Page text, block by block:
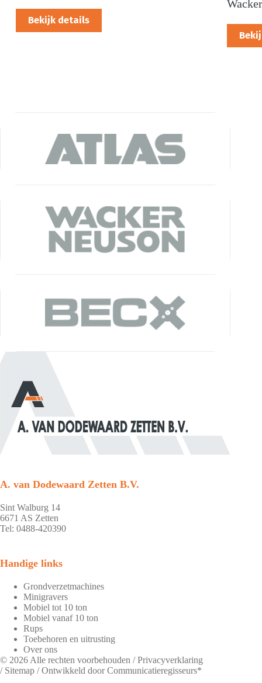
Bekijk details
A. van Dodewaard Zetten B.V.
Sint Walburg 14
6671 AS Zetten
Tel: 0488-420390
Handige links
Grondverzetmachines
Minigravers
Mobiel tot 10 ton
Mobiel vanaf 10 ton
Rups
Toebehoren en uitrusting
Over ons
© 2026 Alle rechten voorbehouden /Privacyverklaring
/ Sitemap / Ontwikkeld doorCommunicatieregisseurs*